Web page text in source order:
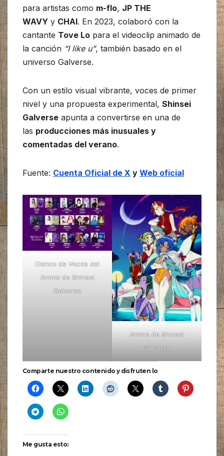
para artistas como m-flo, JP THE
WAVY y CHAI. En 2023, colaboró con la
cantante Tove Lo para el videoclip animado de
la canción “I like u”, también basado en el
universo Galverse.
Con un estilo visual vibrante, voces de primer
nivel y una propuesta experimental, Shinsei
Galverse apunta a convertirse en una de
las producciones más inusuales y
comentadas del verano.
Fuente: Cuenta Oficial de X y Web oficial
Elenco de Voces del
Anime de Shinsei
Galverse
Anime de Shinsei
Galverse
Comparte nuestro contenido y disfruten lo
Me gusta esto: